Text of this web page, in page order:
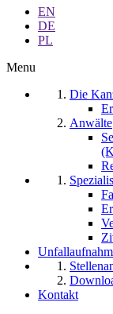
EN
DE
PL
Menu
Die
Anwälte
Kontakt